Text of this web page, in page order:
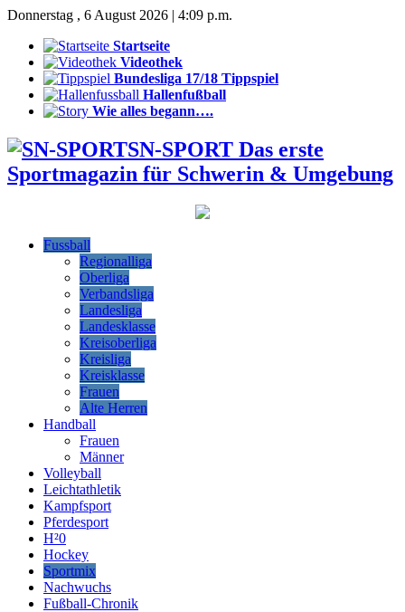
Donnerstag , 6 August 2026 | 4:09 p.m.
Startseite
Videothek
Bundesliga 17/18 Tippspiel
Hallenfußball
Wie alles begann….
SN-SPORT Das erste
Sportmagazin für Schwerin & Umgebung
Fussball
Regionalliga
Oberliga
Verbandsliga
Landesliga
Landesklasse
Kreisoberliga
Kreisliga
Kreisklasse
Frauen
Alte Herren
Handball
Frauen
Männer
Volleyball
Leichtathletik
Kampfsport
Pferdesport
H²0
Hockey
Sportmix
Nachwuchs
Fußball-Chronik